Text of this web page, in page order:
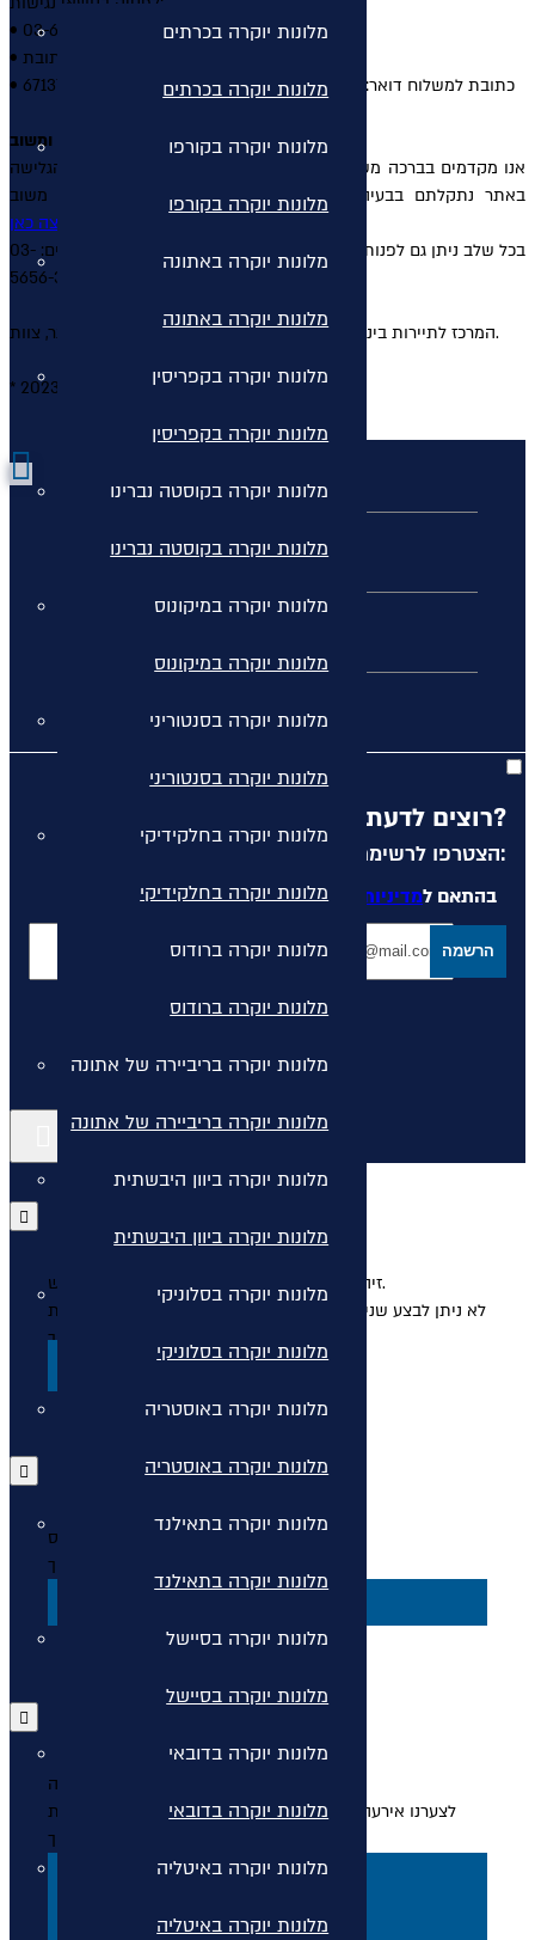
מלונות יוקרה בכרתים
מלונות יוקרה בכרתים
מלונות יוקרה בקורפו
מלונות יוקרה בקורפו
מלונות יוקרה באתונה
מלונות יוקרה באתונה
מלונות יוקרה בקפריסין
מלונות יוקרה בקפריסין
מלונות יוקרה בקוסטה נברינו
מלונות יוקרה בקוסטה נברינו
מלונות יוקרה במיקונוס
מלונות יוקרה במיקונוס
מלונות יוקרה בסנטוריני
מלונות יוקרה בסנטוריני
מלונות יוקרה בחלקידיקי
מלונות יוקרה בחלקידיקי
מלונות יוקרה ברודוס
מלונות יוקרה ברודוס
מלונות יוקרה בריביירה של אתונה
מלונות יוקרה בריביירה של אתונה
מלונות יוקרה ביוון היבשתית
מלונות יוקרה ביוון היבשתית
מלונות יוקרה בסלוניקי
מלונות יוקרה בסלוניקי
מלונות יוקרה באוסטריה
מלונות יוקרה באוסטריה
מלונות יוקרה בתאילנד
מלונות יוקרה בתאילנד
מלונות יוקרה בסיישל
מלונות יוקרה בסיישל
מלונות יוקרה בדובאי
מלונות יוקרה בדובאי
מלונות יוקרה באיטליה
מלונות יוקרה באיטליה
• בפקס ניתן לשלוח אל: 03-6243434
• כתובת למשלוח דואר: דרך בגין 52, מגדל סונול, תל אביב מיקוד 6713701
יצירת קשר ומשוב
אנו מקדמים בברכה משוב מהמשתמשים באתר שלנו. אם במהלך הגלישה
באתר נתקלתם בבעיה מיוחדת בנושא הנגישות, נשמח לקבלת משוב
בכל שלב ניתן גם לפנות לשרות הלקוחות לקבלת עזרה ופרטים נוספים: 03-
5656-351
מקווים שתיהנו מהשימוש באתר, צוות WTC המרכז לתיירות בינלאומית.
* מעודכן לדצמבר 2023
חבילות נופש
רוצים לדעת מה קורה לפני כולם?
הצטרפו לרשימת הדיוור שלנו:
בהתאם למדיניות הפרטיות המפורסמת באתר
הרשמה
קישורים נוספים
זיהינו שהמשכתם את התהליך באתר בחלון חדש.
לא ניתן לבצע שני תהליכים מקבילים בשני חלונות. אנא סגרו את
אירעה שגיאה
לצערנו אירעה שגיאה, אנא רענן את הדף או עבור לדף הבית
בכדי להמשיך
דף הבית
רענן